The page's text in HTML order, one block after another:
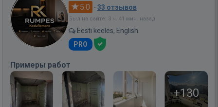
5.0 · 33 отзывов
Был на сайте: 3 ч. 41 мин. назад
Eesti keeles, English
PRO
Примеры работ
+130